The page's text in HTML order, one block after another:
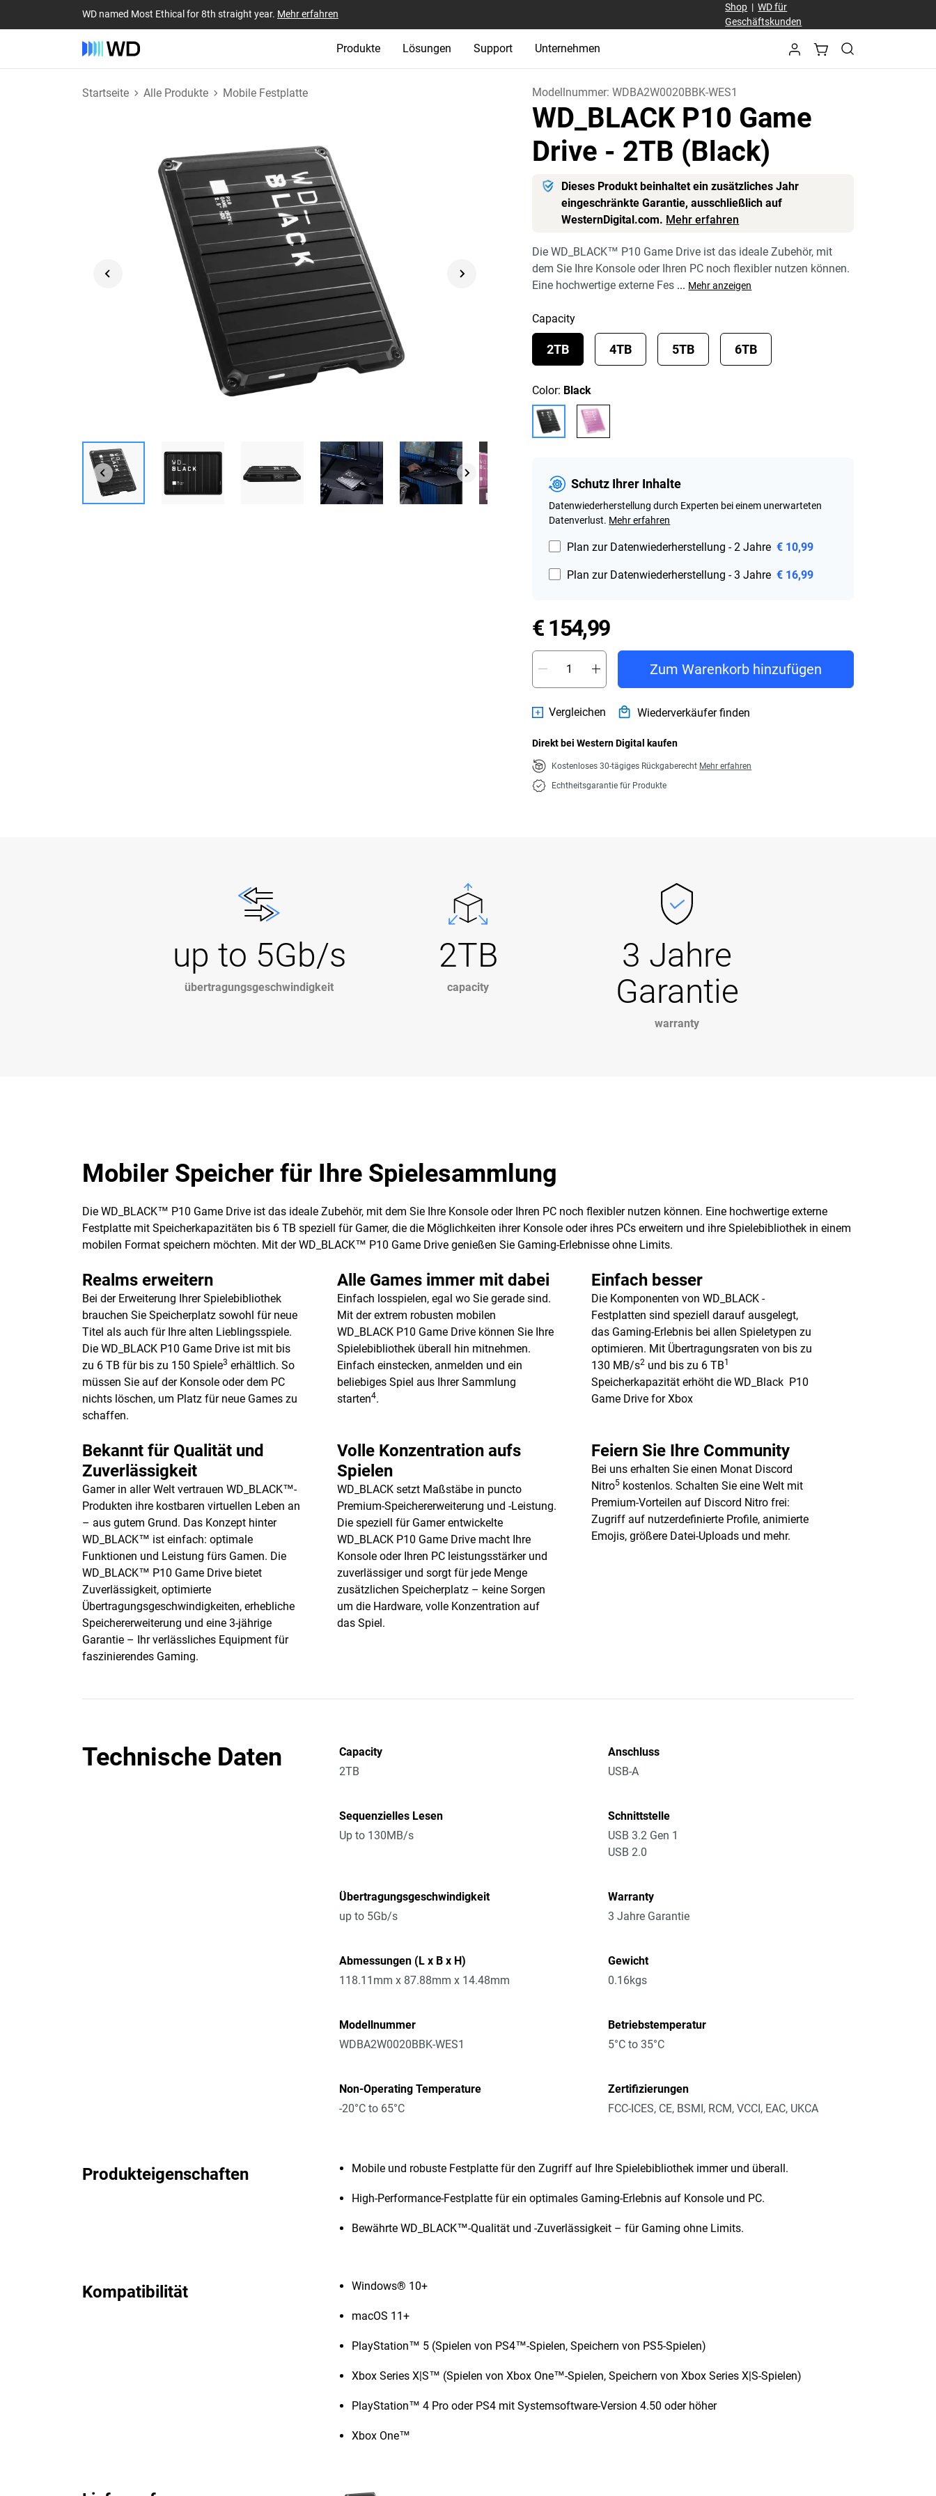
WD named Most Ethical for 8th straight year. Mehr erfahren
Shop |WD für
Geschäftskunden
Produkte Lösungen Support Unternehmen
Startseite Alle Produkte Mobile Festplatte Modellnummer:WDBA2W0020BBK-WES1
WD_BLACK P10 Game
Drive - 2TB (Black)
Dieses Produkt beinhaltet ein zusätzliches Jahr
eingeschränkte Garantie, ausschließlich auf
WesternDigital.com. Mehr erfahren
Die WD_BLACK™ P10 Game Drive ist das ideale Zubehör, mit
dem Sie Ihre Konsole oder Ihren PC noch flexibler nutzen können.
Eine hochwertige externe Fes ... Mehr anzeigen
Capacity
2TB 4TB 5TB 6TB
Color: Black
Schutz Ihrer Inhalte
Datenwiederherstellung durch Experten bei einem unerwarteten
Datenverlust. Mehr erfahren
Plan zur Datenwiederherstellung - 2 Jahre € 10,99
Plan zur Datenwiederherstellung - 3 Jahre € 16,99
€ 154,99Price € 154,99
Zum Warenkorb hinzufügen
Vergleichen Wiederverkäufer finden
Direkt bei Western Digital kaufen
Kostenloses 30-tägiges Rückgaberecht Mehr erfahren
Echtheitsgarantie für Produkte
up to 5Gb/s
übertragungsgeschwindigkeit
2TB
capacity
3 Jahre
Garantie
warranty
Mobiler Speicher für Ihre Spielesammlung
Die WD_BLACK™ P10 Game Drive ist das ideale Zubehör, mit dem Sie Ihre Konsole oder Ihren PC noch flexibler nutzen können. Eine hochwertige externe
Festplatte mit Speicherkapazitäten bis 6 TB speziell für Gamer, die die Möglichkeiten ihrer Konsole oder ihres PCs erweitern und ihre Spielebibliothek in einem
mobilen Format speichern möchten. Mit der WD_BLACK™ P10 Game Drive genießen Sie Gaming-Erlebnisse ohne Limits.
Realms erweitern
Bei der Erweiterung Ihrer Spielebibliothek
brauchen Sie Speicherplatz sowohl für neue
Titel als auch für Ihre alten Lieblingsspiele.
Die WD_BLACK P10 Game Drive ist mit bis
zu 6 TB für bis zu 150 Spiele3 erhältlich. So
müssen Sie auf der Konsole oder dem PC
nichts löschen, um Platz für neue Games zu
schaffen.
Alle Games immer mit dabei
Einfach losspielen, egal wo Sie gerade sind.
Mit der extrem robusten mobilen
WD_BLACK P10 Game Drive können Sie Ihre
Spielebibliothek überall hin mitnehmen.
Einfach einstecken, anmelden und ein
beliebiges Spiel aus Ihrer Sammlung
starten4.
Einfach besser
Die Komponenten von WD_BLACK -
Festplatten sind speziell darauf ausgelegt,
das Gaming-Erlebnis bei allen Spieletypen zu
optimieren. Mit Übertragungsraten von bis zu
130 MB/s2 und bis zu 6 TB1
Speicherkapazität erhöht die WD_Black P10
Game Drive for Xbox
Bekannt für Qualität und
Zuverlässigkeit
Gamer in aller Welt vertrauen WD_BLACK™-
Produkten ihre kostbaren virtuellen Leben an
– aus gutem Grund. Das Konzept hinter
WD_BLACK™ ist einfach: optimale
Funktionen und Leistung fürs Gamen. Die
WD_BLACK™ P10 Game Drive bietet
Zuverlässigkeit, optimierte
Übertragungsgeschwindigkeiten, erhebliche
Speichererweiterung und eine 3-jährige
Garantie – Ihr verlässliches Equipment für
faszinierendes Gaming.
Volle Konzentration aufs
Spielen
WD_BLACK setzt Maßstäbe in puncto
Premium-Speichererweiterung und -Leistung.
Die speziell für Gamer entwickelte
WD_BLACK P10 Game Drive macht Ihre
Konsole oder Ihren PC leistungsstärker und
zuverlässiger und sorgt für jede Menge
zusätzlichen Speicherplatz – keine Sorgen
um die Hardware, volle Konzentration auf
das Spiel.
Feiern Sie Ihre Community
Bei uns erhalten Sie einen Monat Discord
Nitro5 kostenlos. Schalten Sie eine Welt mit
Premium-Vorteilen auf Discord Nitro frei:
Zugriff auf nutzerdefinierte Profile, animierte
Emojis, größere Datei-Uploads und mehr.
Technische Daten
Capacity
2TB
Anschluss
USB-A
Sequenzielles Lesen
Up to 130MB/s
Schnittstelle
USB 3.2 Gen 1
USB 2.0
Übertragungsgeschwindigkeit
up to 5Gb/s
Warranty
3 Jahre Garantie
Abmessungen (L x B x H)
118.11mm x 87.88mm x 14.48mm
Gewicht
0.16kgs
Modellnummer
WDBA2W0020BBK-WES1
Betriebstemperatur
5°C to 35°C
Non-Operating Temperature
-20°C to 65°C
Zertifizierungen
FCC-ICES, CE, BSMI, RCM, VCCI, EAC, UKCA
Produkteigenschaften Mobile und robuste Festplatte für den Zugriff auf Ihre Spielebibliothek immer und überall.
High-Performance-Festplatte für ein optimales Gaming-Erlebnis auf Konsole und PC.
Bewährte WD_BLACK™-Qualität und -Zuverlässigkeit – für Gaming ohne Limits.
Kompatibilität Windows® 10+
macOS 11+
PlayStation™ 5 (Spielen von PS4™-Spielen, Speichern von PS5-Spielen)
Xbox Series X|S™ (Spielen von Xbox One™-Spielen, Speichern von Xbox Series X|S-Spielen)
PlayStation™ 4 Pro oder PS4 mit Systemsoftware-Version 4.50 oder höher
Xbox One™